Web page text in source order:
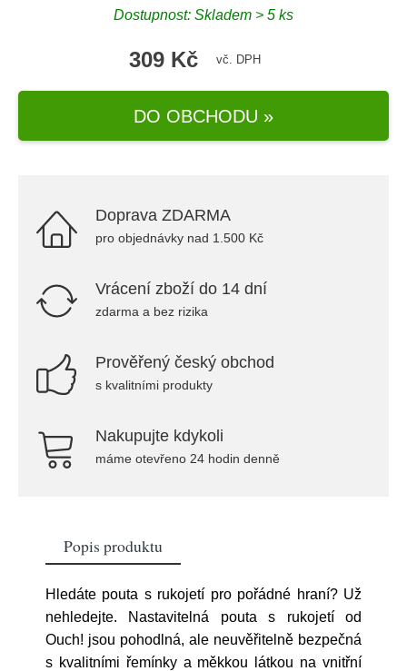
Dostupnost: Skladem > 5 ks
309 Kč vč. DPH
DO OBCHODU »
Doprava ZDARMA
pro objednávky nad 1.500 Kč
Vrácení zboží do 14 dní
zdarma a bez rizika
Prověřený český obchod
s kvalitními produkty
Nakupujte kdykoli
máme otevřeno 24 hodin denně
Popis produktu
Hledáte pouta s rukojetí pro pořádné hraní? Už
nehledejte. Nastavitelná pouta s rukojetí od
Ouch! jsou pohodlná, ale neuvěřitelně bezpečná
s kvalitními řemínky a měkkou látkou na vnitřní